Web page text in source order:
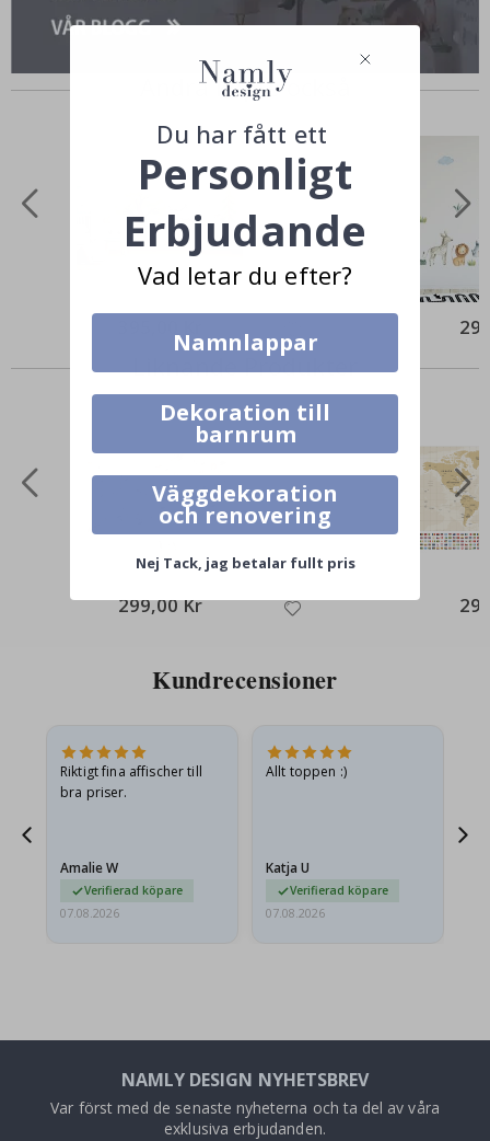
Andra köpte också
Liknande Produkter
299,00 Kr
Kundrecensioner
Riktigt fina affischer till
bra priser.
Amalie W
Verifierad köpare
07.08.2026
Allt toppen :)
Katja U
Verifierad köpare
07.08.2026
NAMLY DESIGN NYHETSBREV
Var först med de senaste nyheterna och ta del av våra
exklusiva erbjudanden.
Du har fått ett
Personligt
Erbjudande
Vad letar du efter?
Namnlappar
Dekoration till
barnrum
Väggdekoration
och renovering
Nej Tack, jag betalar fullt pris